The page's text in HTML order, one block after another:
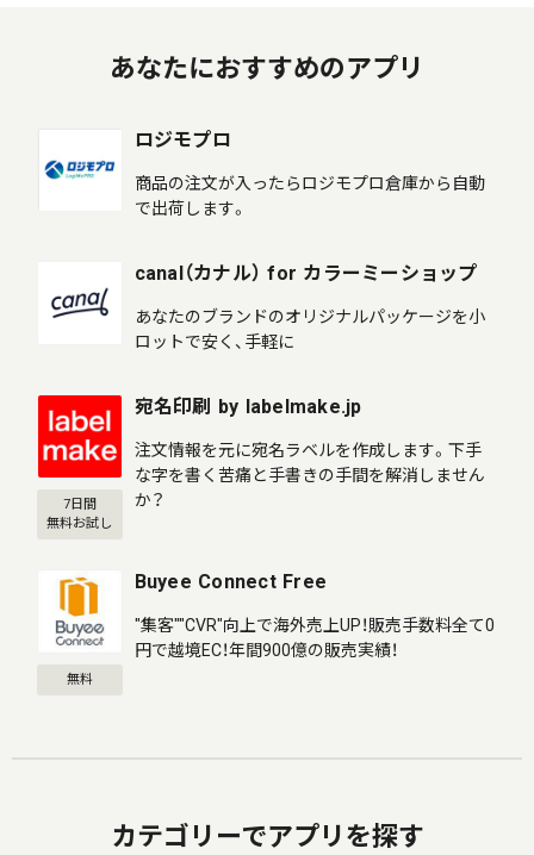
あなたにおすすめのアプリ
ロジモプロ
商品の注文が入ったらロジモプロ倉庫から自動
で出荷します。
canal（カナル） for カラーミーショップ
あなたのブランドのオリジナルパッケージを小
ロットで安く、手軽に
7日間
無料お試し
宛名印刷 by labelmake.jp
注文情報を元に宛名ラベルを作成します。下手
な字を書く苦痛と手書きの手間を解消しません
か？
無料
Buyee Connect Free
"集客""CVR"向上で海外売上UP！販売手数料全て0
円で越境EC！年間900億の販売実績！
カテゴリーでアプリを探す